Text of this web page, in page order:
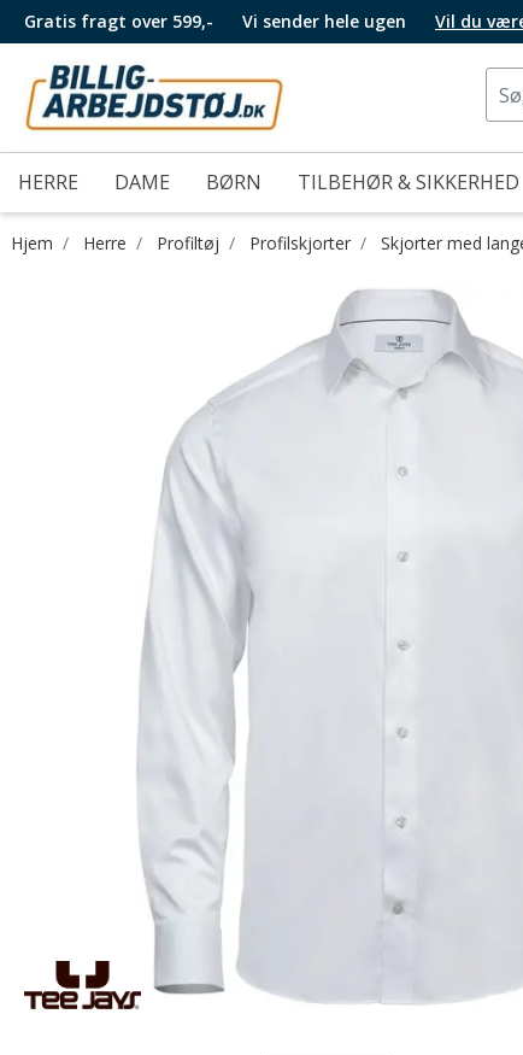
Gratis fragt over 599,- Vi sender hele ugen Vil du
HERRE DAME BØRN TILBEHØR & SIKKERHED
Hjem Herre Profiltøj Profilskjorter Skjorter med